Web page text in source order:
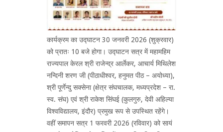
कार्यक्रम का उद्घाटन 30 जनवरी 2026 (शुक्रवार)
को प्रातः 10 बजे होगा। उद्घाटन सत्र में महामहिम
राज्यपाल केरल श्री राजेन्द्र आर्लेकर, आचार्य मिथिलेश
नन्दिनी शरण जी (पीठाधीश्वर, हनुमत पीठ – अयोध्या),
श्री पूर्णेन्दु सक्सेना (क्षेत्र संघचालक, मध्यप्रदेश – रा.
स्व. संघ) एवं श्री राकेश सिंघई (कुलगुरु, देवी अहिल्या
विश्वविद्यालय, इंदौर) प्रमुख रूप से उपस्थित रहेंगे।
वहीं समापन सत्र 1 फरवरी 2026 (रविवार) को सायं